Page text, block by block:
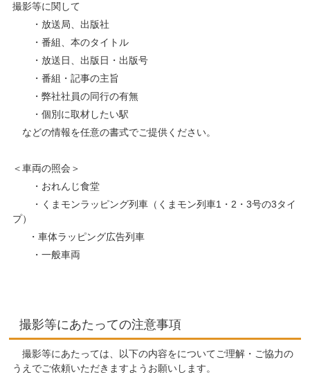
撮影等に関して
・放送局、出版社
・番組、本のタイトル
・放送日、出版日・出版号
・番組・記事の主旨
・弊社社員の同行の有無
・個別に取材したい駅
などの情報を任意の書式でご提供ください。
＜車両の照会＞
・おれんじ食堂
・くまモンラッピング列車（くまモン列車1・2・3号の3タイ
プ）
・車体ラッピング広告列車
・一般車両
撮影等にあたっての注意事項
撮影等にあたっては、以下の内容をについてご理解・ご協力の
うえでご依頼いただきますようお願いします。